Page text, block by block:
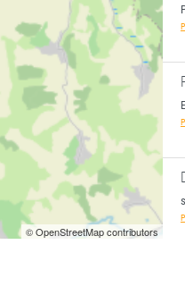
© OpenStreetMap contributors